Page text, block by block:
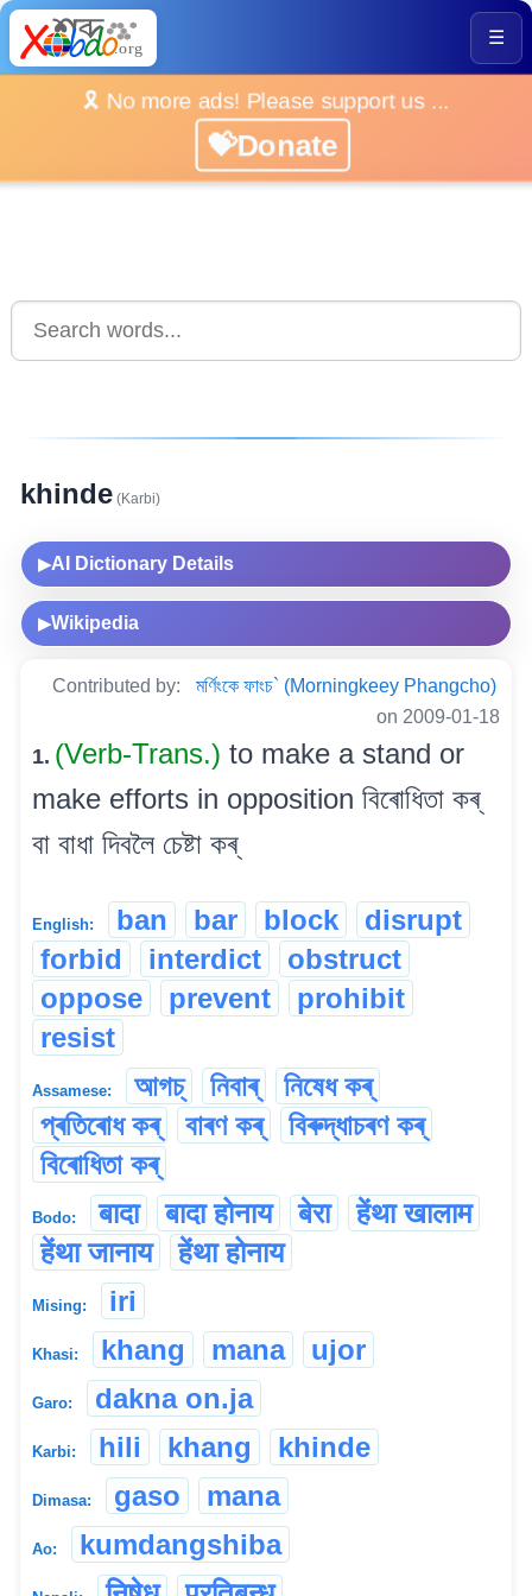
☰
🎗️ No more ads! Please support us ...
💝Donate
khinde (Karbi)
▶AI Dictionary Details
▶Wikipedia
Contributed by:
মৰ্ণিংকে ফাংচ` (Morningkeey Phangcho)
on 2009-01-18
1. (Verb-Trans.) to make a stand or
make efforts in opposition বিৰোধিতা কৰ্
বা বাধা দিবলৈ চেষ্টা কৰ্
English: ban bar block
disrupt
forbid
interdict
obstruct
oppose
prevent
prohibit
resist
Assamese: আগচ্ নিবাৰ্
নিষেধ কৰ্
প্ৰতিৰোধ কৰ্
বাৰণ কৰ্
বিৰুদ্ধাচৰণ কৰ্
বিৰোধিতা কৰ্
Bodo: बादा बादा होनाय बेरा
हेंथा खालाम
हेंथा जानाय
हेंथा होनाय
Mising: iri
Khasi: khang mana ujor
Garo: dakna on.ja
Karbi: hili khang khinde
Dimasa: gaso mana
Ao: kumdangshiba